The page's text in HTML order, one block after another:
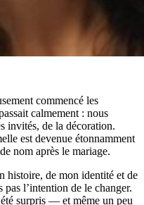
commencé les
calmement : nous
invités, de la décoration.
est devenue étonnamment
nom après le mariage.​
histoire, de mon identité et de
pas l’intention de le changer.
surpris — et même un peu